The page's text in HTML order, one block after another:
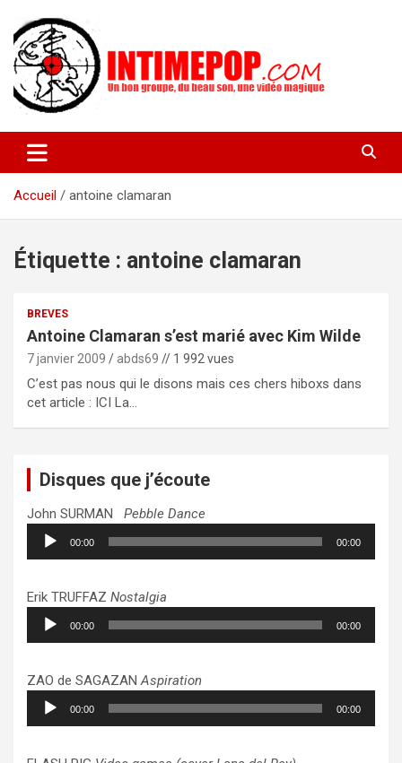
contenu
intimepop.com
actuelles pop rock, post-rock, indé sur Lyon. rock pop concert
lyon
Accueil
antoine clamaran
Étiquette : antoine clamaran
BREVES
Antoine Clamaran s’est marié avec Kim Wilde
7 janvier 2009 abds69 // 1 992 vues
C’est pas nous qui le disons mais ces chers hiboxs dans
cet article : ICI La…
Disques que j’écoute
John SURMAN Pebble Dance
Lecteur
audio
00:00 00:00
Erik TRUFFAZ Nostalgia
Lecteur
audio
00:00 00:00
ZAO de SAGAZANAspiration
Lecteur
audio
00:00 00:00